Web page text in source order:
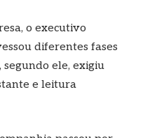
o executivo
diferentes fases
ele, exigiu
e leitura